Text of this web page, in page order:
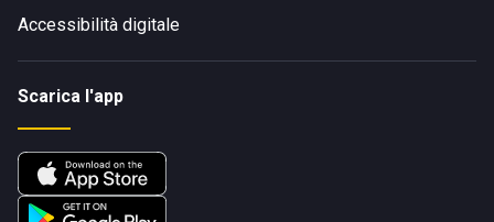
Accessibilità digitale
Scarica l'app